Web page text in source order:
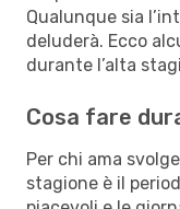
Qualunque sia
deluderà. Ecco
durante l’alta
Cosa fare
Per chi ama
stagione è il